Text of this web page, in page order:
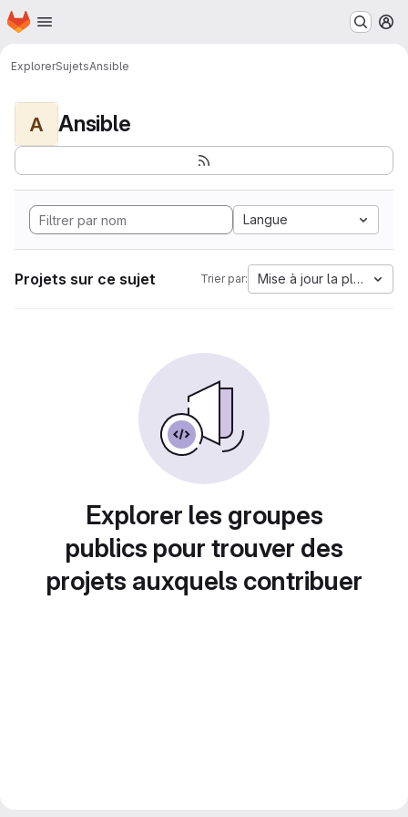
Passer au contenu principal
Page d'accueil
ExplorerSujetsAnsible
A Ansible
Langue
Projets sur ce sujet Trier par: Mise à jour la plus
Explorer les groupes
publics pour trouver des
projets auxquels contribuer